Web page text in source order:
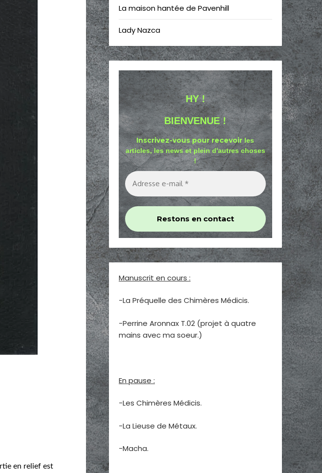
en relief est
La maison hantée de Pavenhill
Lady Nazca
HY !
BIENVENUE !
Inscrivez-vous pour recevoirles
articles, les news et plein d'autres choses
!
Manuscrit en cours :
-La Préquelle des Chimères Médicis.
-Perrine Aronnax T.02 (projet à quatre
mains avec ma soeur.)
En pause :
-Les Chimères Médicis.
-La Lieuse de Métaux.
-Macha.